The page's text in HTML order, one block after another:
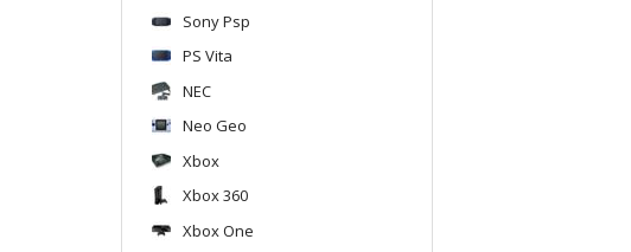
Sony Psp
PS Vita
NEC
Neo Geo
Xbox
Xbox 360
Xbox One